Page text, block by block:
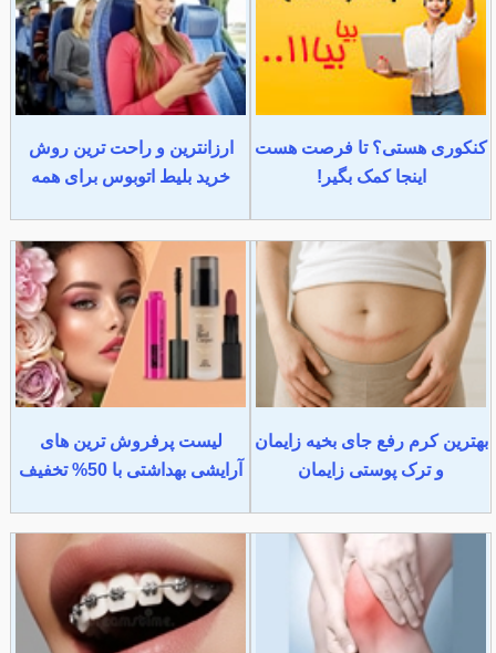
کنکوری هستی؟ تا فرصت هست
اینجا کمک بگیر!
ارزانترین و راحت ترین روش
خرید بلیط اتوبوس برای همه
بهترین کرم رفع جای بخیه زایمان
و ترک پوستی زایمان
لیست پرفروش ترین های
آرایشی بهداشتی با 50% تخفیف